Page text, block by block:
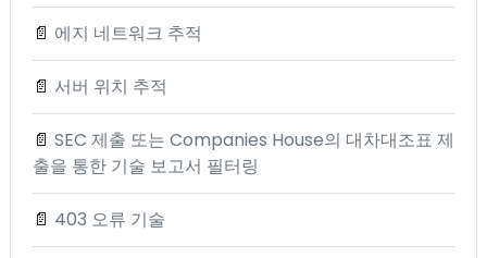
📄 에지 네트워크 추적
📄 서버 위치 추적
📄 SEC 제출 또는 Companies House의 대차대조표 제
출을 통한 기술 보고서 필터링
📄 403 오류 기술